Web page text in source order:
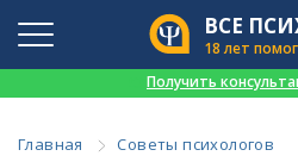
ВСЕ
18 лет
Получить
Главная Советы психологов